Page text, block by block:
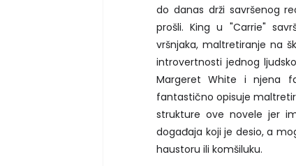
do danas drži savršenog
prošli. King u "Carrie"
vršnjaka, maltretiranje na
introvertnosti jednog
Margeret White i njena
fantastično opisuje
strukture ove novele jer
događaja koji je desio, a
haustoru ili komšiluku.